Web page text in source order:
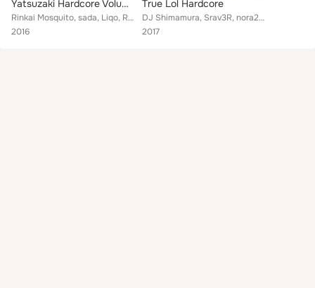
Yatsuzaki Hardcore Volume 6
Rinkai Mosquito, sada, Liqo, Rakutensai, Yudaidhun, nora2r, RoughSkreamZ, XIO, QUIL, sige, DJ Ikkodate, Srav3R feat. akutensai, ...
2016
True Lol Hardcore
DJ Shimamura, Srav3R, nora2r, Liqo, NiActivity, RoughSketch, Hommarju, DJ Ikkodate, C-Show, Getty feat. Aikapin
2017